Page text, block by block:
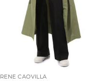
RENE CAOVILLA